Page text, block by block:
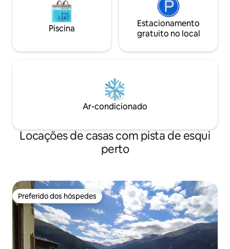
Piscina
Estacionamento
gratuito no local
Ar-condicionado
Locações de casas com pista de esqui
perto
Preferido dos hóspedes
Preferido dos hóspedes